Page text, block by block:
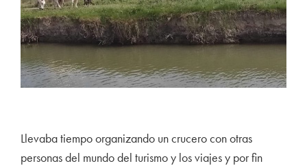
Llevaba tiempo organizando un crucero con otras
personas del mundo del turismo y los viajes y por fin